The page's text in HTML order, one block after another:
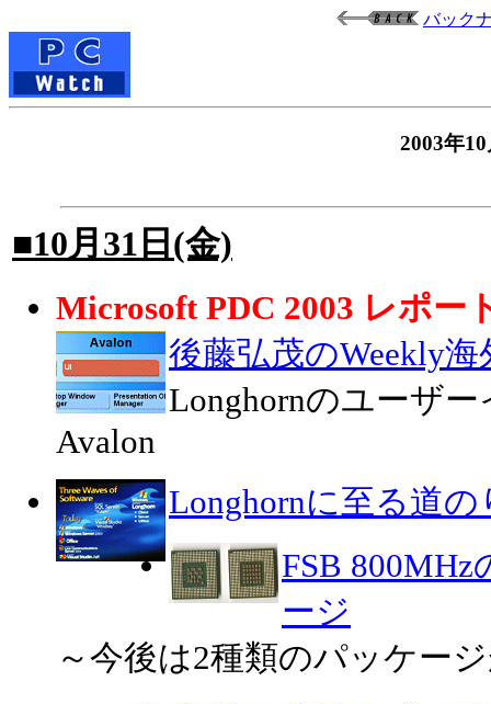
バック
2003年
■10月31日(金)
Microsoft PDC 2003 レポー
後藤弘茂のWeekly
Longhornのユーザ
Avalon
Longhornに至る道の
FSB 800MHz
ージ
～今後は2種類のパッケー